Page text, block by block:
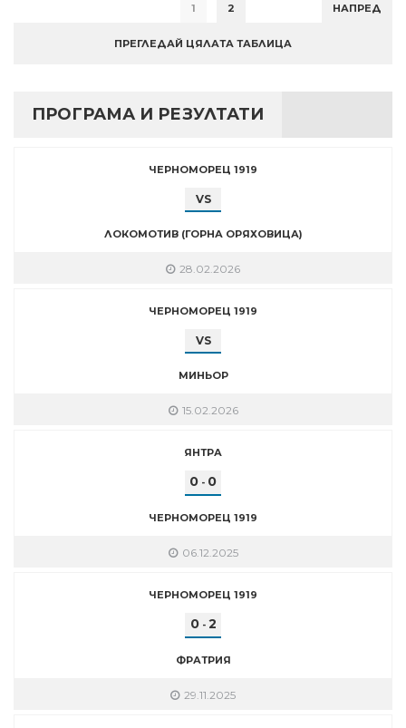
1 2 НАПРЕД
ПРЕГЛЕДАЙ ЦЯЛАТА ТАБЛИЦА
ПРОГРАМА И РЕЗУЛТАТИ
ЧЕРНОМОРЕЦ 1919
VS
ЛОКОМОТИВ (ГОРНА ОРЯХОВИЦА)
28.02.2026
ЧЕРНОМОРЕЦ 1919
VS
МИНЬОР
15.02.2026
ЯНТРА
0 - 0
ЧЕРНОМОРЕЦ 1919
06.12.2025
ЧЕРНОМОРЕЦ 1919
0- 2
ФРАТРИЯ
29.11.2025